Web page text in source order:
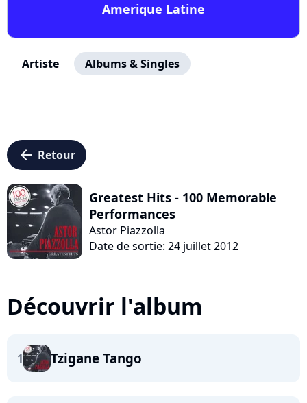
Amerique Latine
Artiste Albums & Singles
arrow_left Retour
Greatest Hits - 100 Memorable
Performances
Astor Piazzolla
Date de sortie: 24 juillet 2012
Découvrir l'album
1 Tzigane Tango